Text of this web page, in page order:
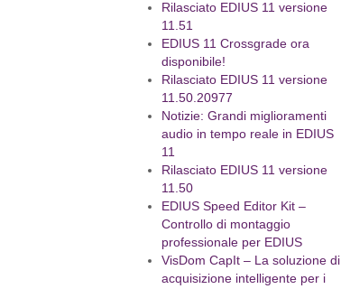
Rilasciato EDIUS 11 versione
11.51
EDIUS 11 Crossgrade ora
disponibile!
Rilasciato EDIUS 11 versione
11.50.20977
Notizie: Grandi miglioramenti
audio in tempo reale in EDIUS
11
Rilasciato EDIUS 11 versione
11.50
EDIUS Speed Editor Kit –
Controllo di montaggio
professionale per EDIUS
VisDom CapIt – La soluzione di
acquisizione intelligente per i